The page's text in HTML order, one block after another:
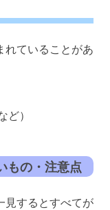
れていることがあ
）
もの・注意点
見するとすべてが